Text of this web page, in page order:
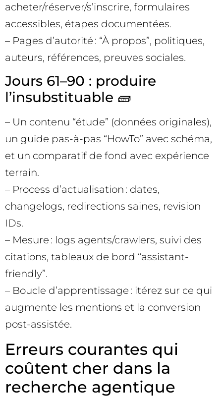
acheter/réserver/s’inscrire, formulaires
accessibles, étapes documentées.
– Pages d’autorité : “À propos”, politiques,
auteurs, références, preuves sociales.
Jours 61–90 : produire
l’insubstituable 🧱
– Un contenu “étude” (données originales),
un guide pas-à-pas “HowTo” avec schéma,
et un comparatif de fond avec expérience
terrain.
– Process d’actualisation : dates,
changelogs, redirections saines, revision
IDs.
– Mesure : logs agents/crawlers, suivi des
citations, tableaux de bord “assistant-
friendly”.
– Boucle d’apprentissage : itérez sur ce qui
augmente les mentions et la conversion
post-assistée.
Erreurs courantes qui
coûtent cher dans la
recherche agentique